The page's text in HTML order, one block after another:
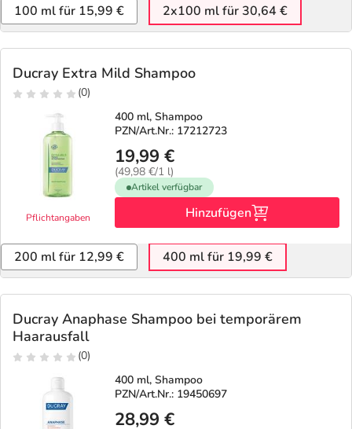
100 ml für 15,99 € 2x100 ml für 30,64 €
Ducray Extra Mild Shampoo
(0)
Pflichtangaben
400 ml, Shampoo
PZN/Art.Nr.: 17212723
19,99 €
(49,98 €/1 l)
Artikel verfügbar
Hinzufügen
200 ml für 12,99 € 400 ml für 19,99 €
Ducray Anaphase Shampoo bei temporärem
Haarausfall
(0)
400 ml, Shampoo
PZN/Art.Nr.: 19450697
28,99 €